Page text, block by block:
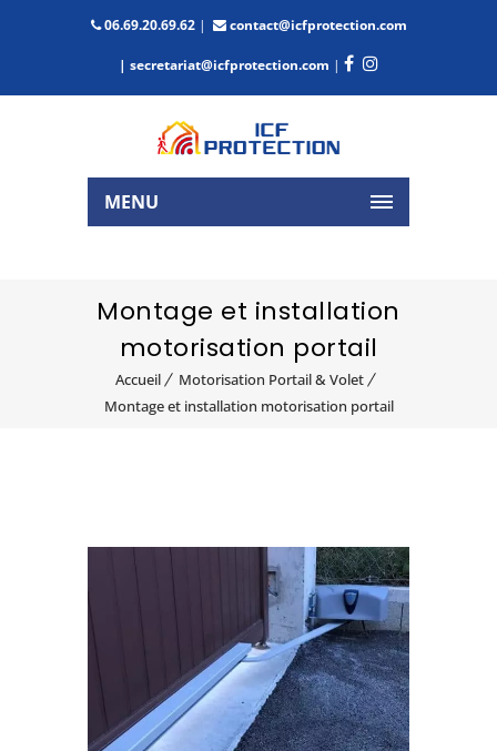
06.69.20.69.62| contact@icfprotection.com
| secretariat@icfprotection.com |
MENU
Montage et installation
motorisation portail
Accueil
Motorisation Portail & Volet
Montage et installation motorisation portail